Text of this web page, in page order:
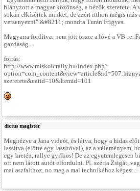
hiányzott a magyar közönség, a nézők szeretete. A
sokan elkísértek minket, de azért itthon mégis más
versenyezni" &#8211; mondta Turán Frigyes.
Magyarra fordítva: nem jött össze a lóvé a VB-re.
gazdaság...
forrás:
http://www.miskolcrally.hu/index.php?
szeretete&catid=10&Itemid=101
dictus magister
Megnézve a Jana videót, és látva, hogy a hidas
lassítva (előtte egy lassítóval), az a véleményem,
egy kretén, rallye gyilkos! De az egyetemlegesen
ott nem látott autót elfordulni. Pl. széria Zsigát,
mai aszfalthoz, no meg a mai technikához képest...